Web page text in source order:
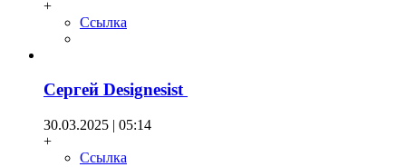
+
Ссылка
Сергей Designesist
30.03.2025 | 05:14
+
Ссылка